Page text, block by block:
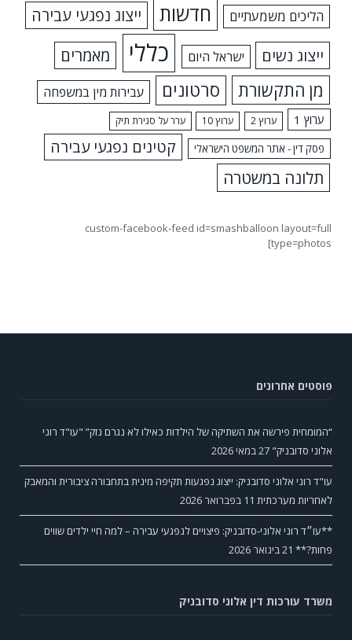
הליכים משמעתיים חדשות
ייצוג נפגעי עבירה
ייצוג נשים
ישראל היום כללי מאמרים
מן התקשורת סרטונים עבירות מין במשפחה
ערוץ 1 ערוץ 2 ערוץ 10 ערר על סגירת תיק
פסק דין - אתר המשפט הישראלי קטינים נפגעי עבירה
תלונה במשטרה
custom-facebook-feed id=smashballoon layout=full
type=photos]
פוסטים אחרונים
“המומחית פירשה את השתיקה של הילדות כאילו לא נגרם נזק” "עו"ד רוני
אלוני סדובניק" 27 במאי 2026
עו"ד רוני אלוני סדובניק: ייצוג נפגעות תקיפה מינית בתחבורה ציבורית והמאבק
לאחריות מערכתית 11 בפברואר 2026
**עו״ד רוני אלוני-סדובניק: פיצויים לנפגעי עבירה – למה חיי ילדים שווים
פחות?** 21 בינואר 2026
משרד עורכות דין אלוני סדובניק